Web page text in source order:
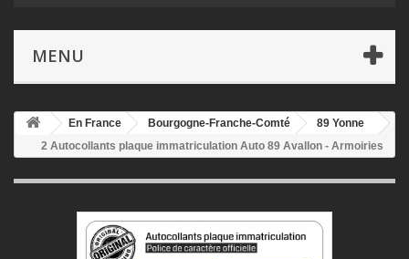
MENU
En France Bourgogne-Franche-Comté
89 Yonne
2 Autocollants plaque immatriculation Auto 89 Avallon - Armoiries